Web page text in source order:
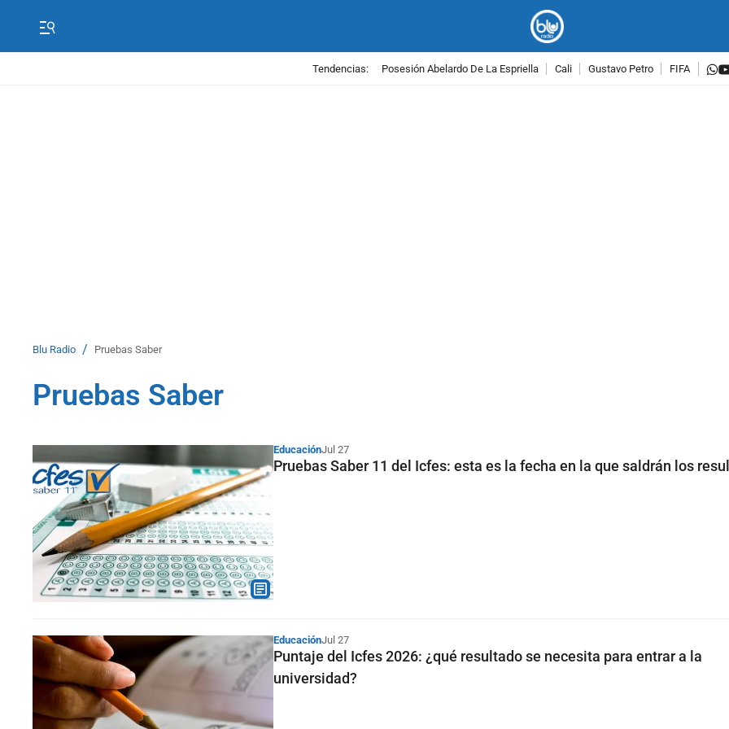
Tendencias: Posesión Abelardo De La Espriella Cali Gustavo Petro FIFA
Blu Radio / Pruebas Saber
Pruebas Saber
EducaciónJul 27
Pruebas Saber 11 del Icfes: esta es la fecha en la que saldrán los
EducaciónJul 27
Puntaje del Icfes 2026: ¿qué resultado se necesita para entrar a la
universidad?